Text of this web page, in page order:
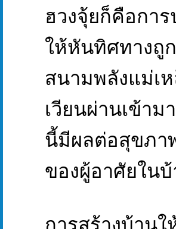
ฮวงจุ้ยก็คือกา
ให้หันทิศทางถู
สนามพลังแม่เ
เวียนผ่านเข้าม
นี้มีผลต่อสุขภา
ของผู้อาศัยใน
การสร้างบ้าน